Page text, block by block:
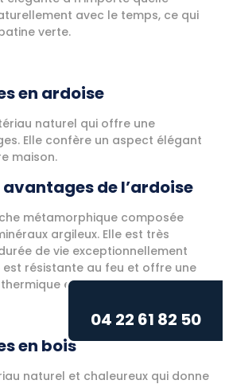
avec le temps, ce qui
verte.
en ardoise
naturel qui offre une
Elle confère un aspect élégant
maison.
de l’ardoise
métamorphique composée
argileux. Elle est très
de vie exceptionnellement
est résistante au feu et offre une
et acoustique.
en bois
naturel et chaleureux qui donne
04 22 61 82 50